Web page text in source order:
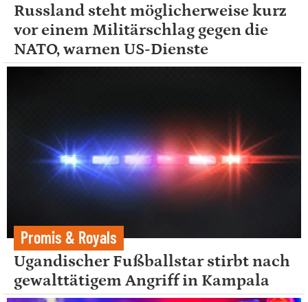
Russland steht möglicherweise kurz
vor einem Militärschlag gegen die
NATO, warnen US-Dienste
Promis & Royals
Ugandischer Fußballstar stirbt nach
gewalttätigem Angriff in Kampala